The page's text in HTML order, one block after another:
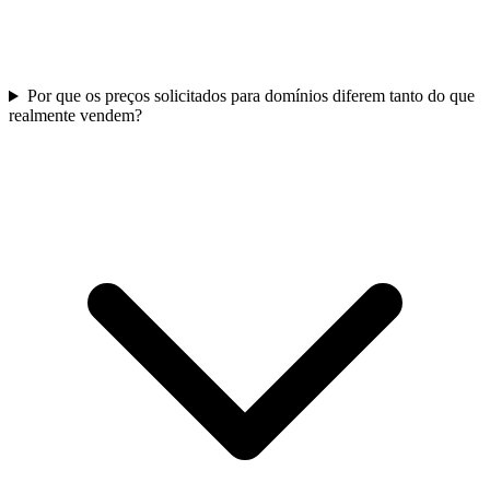
Por que os preços solicitados para domínios diferem tanto do que
realmente vendem?